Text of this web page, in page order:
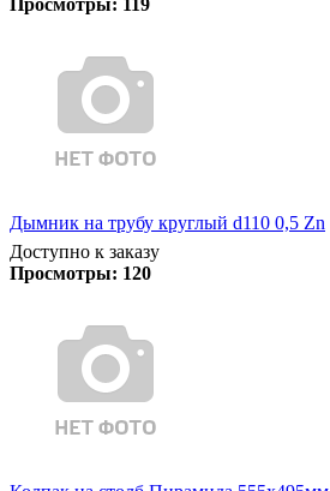
Дымник на трубу круглый d110 0,5 Zn
Доступно к заказу
Просмотры: 120